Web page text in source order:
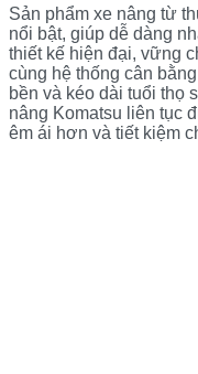
Sản phẩm xe nâng từ
nổi bật, giúp dễ dàng
thiết kế hiện đại, vững
cùng hệ thống cân
bền và kéo dài tuổi thọ
nâng Komatsu liên tục
êm ái hơn và tiết kiệm